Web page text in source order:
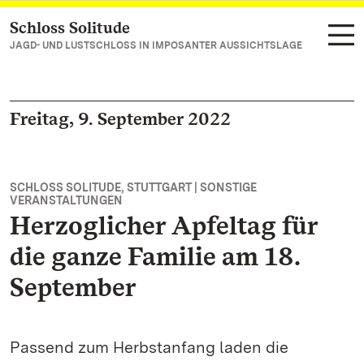
Zum Hauptinhalt springen
Schloss Solitude
JAGD- UND LUSTSCHLOSS IN IMPOSANTER AUSSICHTSLAGE
Freitag, 9. September 2022
SCHLOSS SOLITUDE, STUTTGART | SONSTIGE
VERANSTALTUNGEN
Herzoglicher Apfeltag für
die ganze Familie am 18.
September
Passend zum Herbstanfang laden die